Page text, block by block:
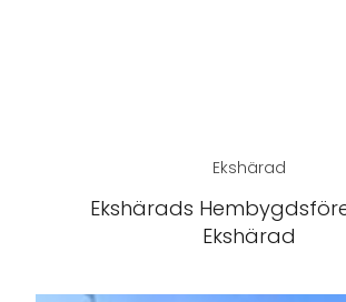
Ekshärad
Ekshärads
Ekshärad